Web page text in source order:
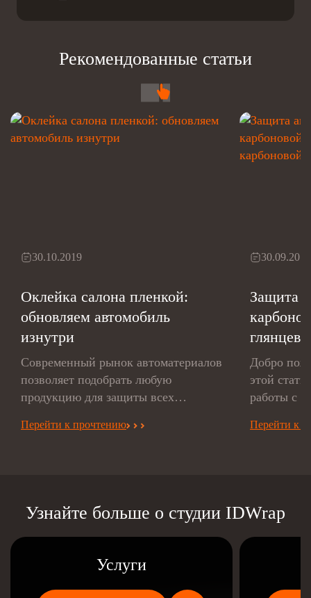
Рекомендованные статьи
30.10.2019
Оклейка салона пленкой:
обновляем автомобиль
изнутри
Современный рынок автоматериалов
позволяет подобрать любую
продукцию для защиты всех
транспортного средства. Одним из
Перейти к прочтению
30.09.2017
Защита
Добро
этой
работы с
даже...
Перейти к
Узнайте больше о студии IDWrap
Услуги